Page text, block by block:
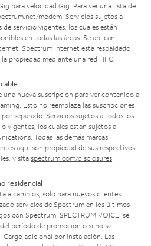
para velocidad Gig. Para ver una lista de
modem . Servicios sujetos a
servicio vigentes, los cuales están
en todas las áreas. Se aplican
Spectrum Internet está respaldado
propiedad mediante una red HFC.
una nueva suscripción para ver contenido a
Esto no reemplaza las suscripciones
separado. Servicios sujetos a todos los
vigentes, los cuales están sujetos a
Todas las demás marcas
aquí son propiedad de sus respectivos
visita spectrum.com/disclosures
residencial
a cambios; solo para nuevos clientes
servicios de Spectrum en los últimos
con Spectrum. SPECTRUM VOICE: se
período de promoción o si no se
Cargo adicional por instalación. Las